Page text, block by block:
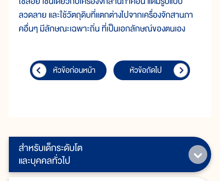
สำหรับเด็กระดับโต
และบุคคลทั่วไป
ลวดลาย และใช้วัตถุดิบที่แตกต่างไปจากเครื่องจักสานภา
คอื่นๆ มีลักษณะเฉพาะถิ่น ที่เป็นเอกลักษณ์ของตนเอง
หัวข้อก่อนหน้า หัวข้อถัดไป